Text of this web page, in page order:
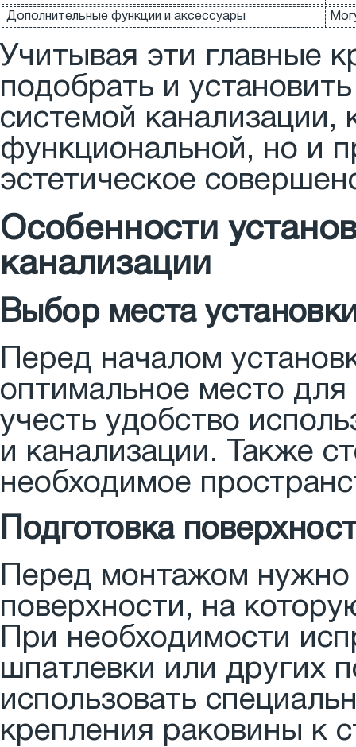
Дополнительные функции и аксессуары
Учитывая эти главные
подобрать и
системой канализации,
функциональной, но и
эстетическое
Особенности
канализации
Выбор места
Перед началом
оптимальное место
учесть удобство
и канализации. Также
необходимое
Подготовка
Перед монтажом нужно
поверхности, на
При необходимости
шпатлевки или других
использовать
крепления раковины к